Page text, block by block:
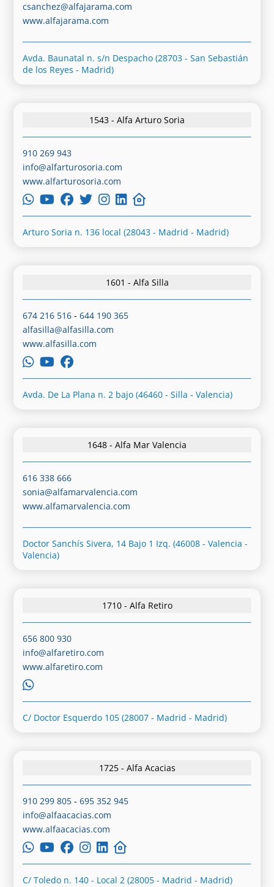
csanchez@alfajarama.com
www.alfajarama.com
Avda. Baunatal n. s/n Despacho (28703 - San Sebastián
de los Reyes - Madrid)
1543 - Alfa Arturo Soria
910 269 943
info@alfarturosoria.com
www.alfarturosoria.com
Arturo Soria n. 136 local (28043 - Madrid - Madrid)
1601 - Alfa Silla
674 216 516 -644 190 365
alfasilla@alfasilla.com
www.alfasilla.com
Avda. De La Plana n. 2 bajo (46460 - Silla - Valencia)
1648 - Alfa Mar Valencia
616 338 666
sonia@alfamarvalencia.com
www.alfamarvalencia.com
Doctor Sanchís Sivera, 14 Bajo 1 Izq. (46008 - Valencia -
Valencia)
1710 - Alfa Retiro
656 800 930
info@alfaretiro.com
www.alfaretiro.com
C/ Doctor Esquerdo 105 (28007 - Madrid - Madrid)
1725 - Alfa Acacias
910 299 805 -695 352 945
info@alfaacacias.com
www.alfaacacias.com
C/ Toledo n. 140 - Local 2 (28005 - Madrid - Madrid)